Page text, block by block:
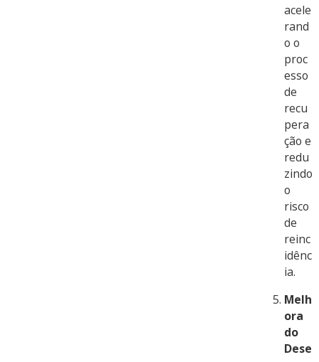
acele
rand
o o
proc
esso
de
recu
pera
ção e
redu
zindo
o
risco
de
reinc
idênc
ia.
Melh
ora
do
Dese